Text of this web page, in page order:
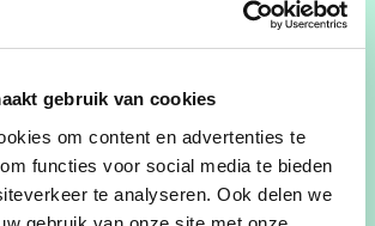
gebruik van cookies
om content en advertenties te
functies voor social media te bieden
te analyseren. Ook delen we
De grond hebben we al.
brandweerzone zelf. Deze knoop
twee jaarvan de legislatuur